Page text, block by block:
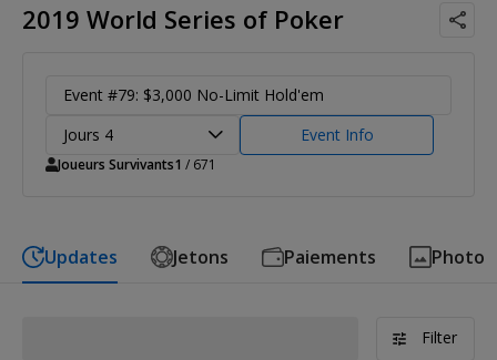
2019 World Series of Poker
Event #79: $3,000 No-Limit Hold'em
Jours 4
Event Info
Joueurs Survivants1 / 671
Updates Jetons Paiements Photo
Filter